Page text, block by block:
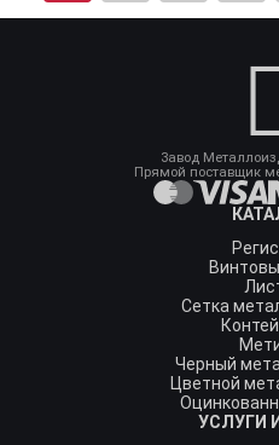
Завод
Прямой поставщик
Сетка
Черный
Цветной
УСЛУГИ